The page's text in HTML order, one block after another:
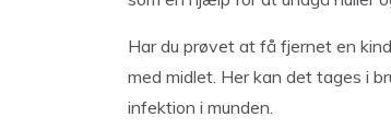
Har du prøvet at få fjernet en
med midlet. Her kan det tages i
infektion i munden.